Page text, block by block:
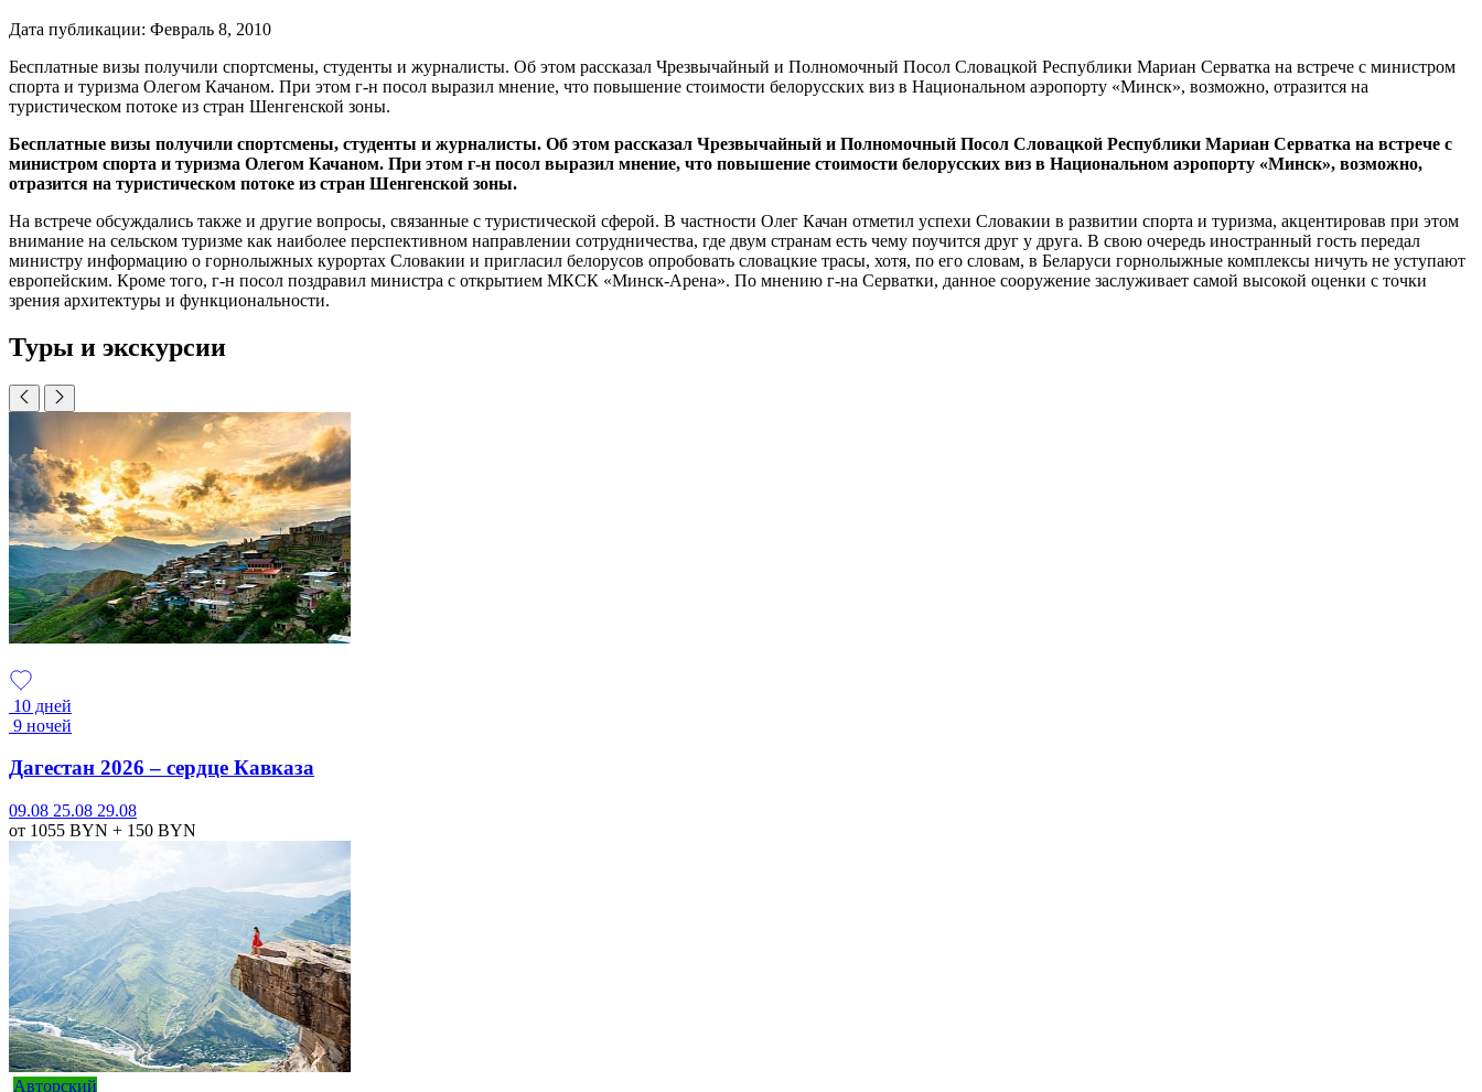
Дата публикации: Февраль 8, 2010
Бесплатные визы получили спортсмены, студенты и журналисты. Об этом рассказал Чрезвычайный и Полномочный Посол Словацкой Республики Мариан Серватка на встрече с министром
спорта и туризма Олегом Качаном. При этом г-н посол выразил мнение, что повышение стоимости белорусских виз в Национальном аэропорту «Минск», возможно, отразится на
туристическом потоке из стран Шенгенской зоны.
Бесплатные визы получили спортсмены, студенты и журналисты. Об этом рассказал Чрезвычайный и Полномочный Посол Словацкой Республики Мариан Серватка на встрече с
министром спорта и туризма Олегом Качаном. При этом г-н посол выразил мнение, что повышение стоимости белорусских виз в Национальном аэропорту «Минск», возможно,
отразится на туристическом потоке из стран Шенгенской зоны.
На встрече обсуждались также и другие вопросы, связанные с туристической сферой. В частности Олег Качан отметил успехи Словакии в развитии спорта и туризма, акцентировав при этом
внимание на сельском туризме как наиболее перспективном направлении сотрудничества, где двум странам есть чему поучится друг у друга. В свою очередь иностранный гость передал
министру информацию о горнолыжных курортах Словакии и пригласил белорусов опробовать словацкие трасы, хотя, по его словам, в Беларуси горнолыжные комплексы ничуть не уступают
европейским. Кроме того, г-н посол поздравил министра с открытием МКСК «Минск-Арена». По мнению г-на Серватки, данное сооружение заслуживает самой высокой оценки с точки
зрения архитектуры и функциональности.
Туры и экскурсии
10 дней
9 ночей
Дагестан 2026 – сердце Кавказа
09.08 25.08 29.08
от 1055 BYN + 150 BYN
Авторский